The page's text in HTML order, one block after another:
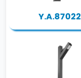
Y.A.87022